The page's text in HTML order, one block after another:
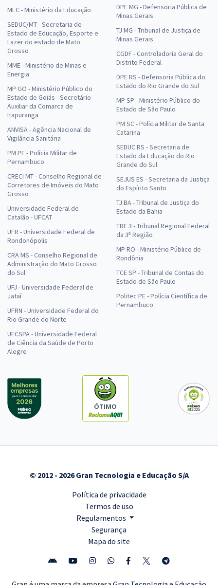
MEC - Ministério da Educação
SEDUC/MT - Secretaria de
Estado de Educação, Esporte e
Lazer do estado de Mato
Grosso
MME - Ministério de Minas e
Energia
MP GO - Ministério Público do
Estado de Goiás - Secretário
Auxiliar da Comarca de
Itapuranga
ANVISA - Agência Nacional de
Vigilância Sanitária
PM PE - Polícia Militar de
Pernambuco
CRECI MT - Conselho Regional de
Corretores de Imóveis do Mato
Grosso
Universidade Federal de
Catalão - UFCAT
UFR - Universidade Federal de
Rondonópolis
CRA MS - Conselho Regional de
Administração do Mato Grosso
do Sul
UFJ - Universidade Federal de
Jataí
UFRN - Universidade Federal do
Rio Grande do Norte
UFCSPA - Universidade Federal
de Ciência da Saúde de Porto
Alegre
DPE MG - Defensoria Pública de
Minas Gerais
TJ MG - Tribunal de Justiça de
Minas Gerais
CGDF - Controladoria Geral do
Distrito Federal
DPE RS - Defensoria Pública do
Estado do Rio Grande do Sul
MP SP - Ministério Público do
Estado de São Paulo
PM SC - Polícia Militar de Santa
Catarina
SEDUC RS - Secretaria de
Estado da Educação do Rio
Grande do Sul
SEJUS ES - Secretaria da Justiça
do Espírito Santo
TJ BA - Tribunal de Justiça do
Estado da Bahia
TRF 3 - Tribunal Regional Federal
da 3ª Região
MP RO - Ministério Público de
Rondônia
TCE SP - Tribunal de Contas do
Estado de São Paulo
Politec PE - Polícia Científica de
Pernambuco
ÓTIMO
© 2012 - 2026 Gran Tecnologia e Educação S/A
Política de privacidade
Termos de uso
Regulamentos
Segurança
Mapa do site